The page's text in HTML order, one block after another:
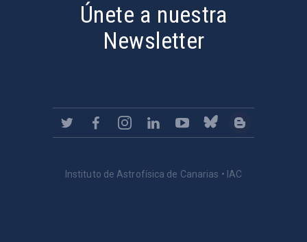
Únete a nuestra
Newsletter
Instituto de Astrofísica de Canarias • IAC